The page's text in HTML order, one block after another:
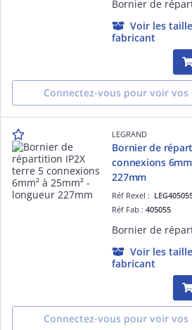
Voir les
fabricant
Connectez-vous pour voir
LEGRAND
Bornier de
connexions
227mm
Réf Rexel :
Réf Fab :405055
Voir les
fabricant
Connectez-vous pour voir